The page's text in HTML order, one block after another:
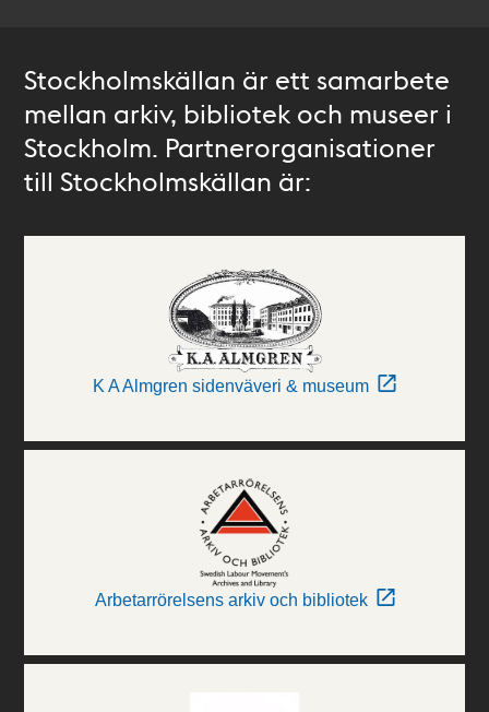
Stockholmskällan är ett samarbete
mellan arkiv, bibliotek och museer i
Stockholm. Partnerorganisationer
till Stockholmskällan är:
K A Almgren sidenväveri & museum
Arbetarrörelsens arkiv och bibliotek